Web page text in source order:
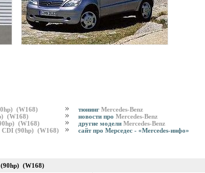
(W168)
(W168)
(W168)
CDI (90hp) (W168)
тюнинг Mercedes-Benz
новости про Mercedes-Benz
другие модели Mercedes-Benz
сайт про Мерседес - «Mercedes-инфо»
(90hp) (W168)